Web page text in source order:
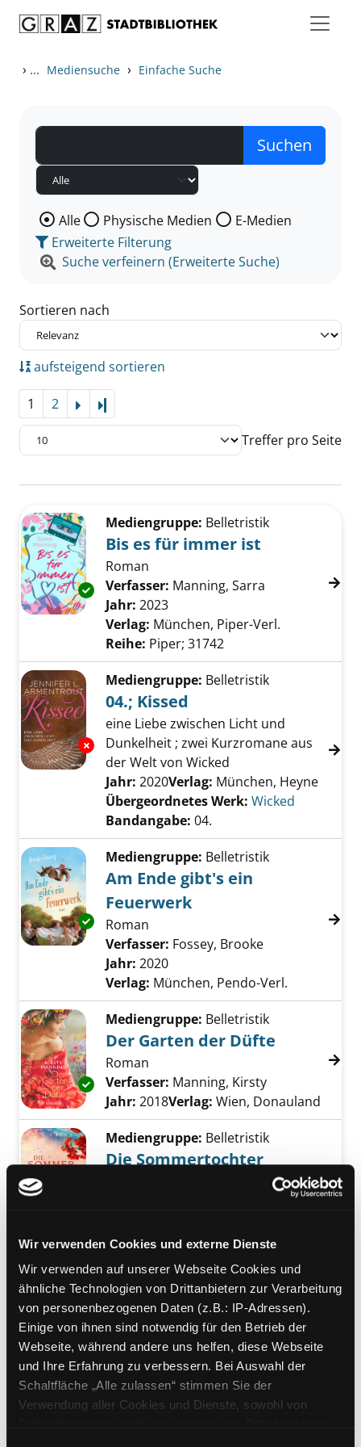
Wir verwenden Cookies und externe Dienste
Wir verwenden auf unserer Webseite Cookies und
ähnliche Technologien von Drittanbietern zur Verarbeitung
von personenbezogenen Daten (z.B.: IP-Adressen).
Einige von ihnen sind notwendig für den Betrieb der
Webseite, während andere uns helfen, diese Webseite
und Ihre Erfahrung zu verbessern. Bei Auswahl der
Schaltfläche „Alle zulassen“ stimmen Sie der
Verwendung aller Cookies und Dienste, sowohl von
› ... Mediensuche › Einfache Suche
Wählen Sie die Medienart nach der Sie suchen wollen.
Alle Physische Medien
E-Medien
Erweiterte Filterung
Suche verfeinern (Erweiterte Suche)
Sortieren nach
aufsteigend sortieren
1 2
Treffer pro Seite
Zu den Suchfiltern springen
Exemplar-Details von Bis es für immer ist
Mediengruppe: Belletristik
Bis es für immer ist
Roman
Verfasser: Manning, Sarra Suche nach
Jahr: 2023
Verlag: München, Piper-Verl.
Reihe: Piper; 31742
Exemplar-Details von 04.; Kissed anzeigen
Mediengruppe: Belletristik
04.; Kissed
eine Liebe zwischen Licht und
Dunkelheit ; zwei Kurzromane aus
der Welt von Wicked
Suche nach diesem Verfasser
Jahr: 2020Verlag: München, Heyne
Übergeordnetes Werk: Wicked
Bandangabe: 04.
Exemplar-Details von Am Ende gibt's ein
Mediengruppe: Belletristik
Am Ende gibt's ein
Feuerwerk
Roman
Verfasser: Fossey, Brooke
Jahr: 2020
Verlag: München, Pendo-Verl.
Exemplar-Details von Der Garten der Düfte
Mediengruppe: Belletristik
Der Garten der Düfte
Roman
Verfasser: Manning, Kirsty
Jahr: 2018Verlag: Wien, Donauland
Exemplar-Details von Die Sommertochter
Mediengruppe: Belletristik
Die Sommertochter
Suche nach
Reihe:Lübbe; 17969
Exemplar-Details von Heute ist ein guter
Mediengruppe:Belletristik
Heute ist ein guter Tag zum
Glücklichsein
Roman
Verfasser:Vine, Lucy Suche nach diesem
Jahr:2018
Verlag: München, Blanvalet-Verl.